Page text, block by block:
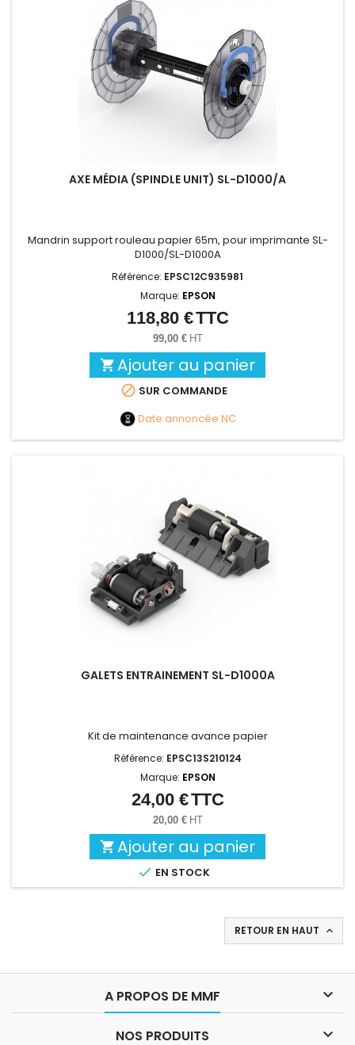
AXE MÉDIA (SPINDLE UNIT) SL-D1000/A
Mandrin support rouleau papier 65m, pour imprimante SL-
D1000/SL-D1000A
Référence: EPSC12C935981
Marque: EPSON
Prix
118,80 €TTC
99,00 € HT
 Ajouter au panier
 SUR COMMANDE
Date annoncée NC
GALETS ENTRAINEMENT SL-D1000A
Kit de maintenance avance papier
Référence: EPSC13S210124
Marque: EPSON
Prix
24,00 €TTC
20,00 € HT
 Ajouter au panier
 EN STOCK
RETOUR EN HAUT 
A PROPOS DE MMF 
NOS PRODUITS 